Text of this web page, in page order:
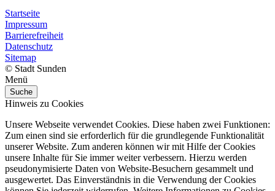
Startseite
Impressum
Barrierefreiheit
Datenschutz
Sitemap
© Stadt Sunden
Menü
Suche
Hinweis zu Cookies
Unsere Webseite verwendet Cookies. Diese haben zwei Funktionen:
Zum einen sind sie erforderlich für die grundlegende Funktionalität
unserer Website. Zum anderen können wir mit Hilfe der Cookies
unsere Inhalte für Sie immer weiter verbessern. Hierzu werden
pseudonymisierte Daten von Website-Besuchern gesammelt und
ausgewertet. Das Einverständnis in die Verwendung der Cookies